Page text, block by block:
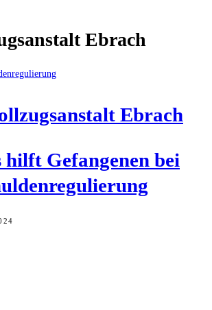
Ebrach
Ebrach
Gefan­ge­nen bei